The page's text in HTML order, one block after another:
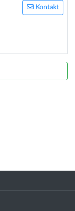
Kontakt